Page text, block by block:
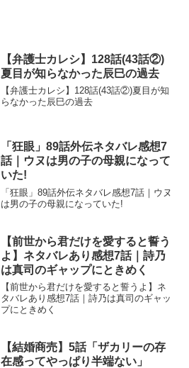
【弁護士カレシ】128話(43話②)
夏目が知らなかった辰巳の過去
【弁護士カレシ】128話(43話②)夏目が知
らなかった辰巳の過去
「狂眼」89話外伝ネタバレ感想7
話｜ウヌは男の子の母親になって
いた!
「狂眼」89話外伝ネタバレ感想7話｜ウヌ
は男の子の母親になっていた!
【前世から君だけを愛すると誓う
よ】ネタバレあり感想7話｜詩乃
は真司のギャップにときめく
【前世から君だけを愛すると誓うよ】ネ
タバレあり感想7話｜詩乃は真司のギャッ
プにときめく
【結婚商売】5話「ザカリーの存
在感ってやっぱり半端ない」